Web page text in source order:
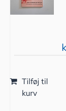
Tilføj til
kurv